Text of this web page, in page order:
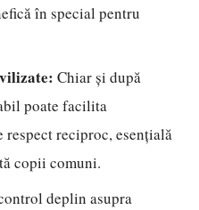
în special pentru
Chiar și după
poate facilita
reciproc, esențială
copii comuni.
deplin asupra